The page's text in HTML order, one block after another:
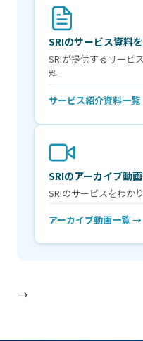
SRIのサービス資料
SRIが提供するサービ
料
サービス紹介資料一
SRIのアーカイブ動
SRIのサービスをわか
アーカイブ動画一覧 →
→